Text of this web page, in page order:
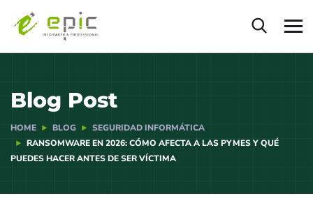
Blog Post
HOME BLOG
SEGURIDAD INFORMÁTICA
RANSOMWARE EN 2026: CÓMO AFECTA A LAS PYMES Y QUÉ
PUEDES HACER ANTES DE SER VÍCTIMA